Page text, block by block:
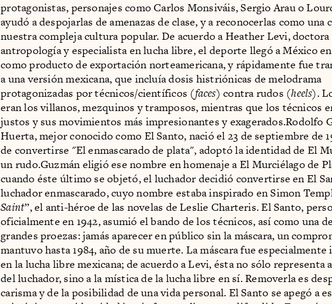
protagonistas, personajes como Carlos Monsiváis, Sergio Arau o
ayudó a despojarlas de amenazas de clase, y a reconocerlas como una
nuestra compleja cultura popular. De acuerdo a Heather Levi, doctora
antropología y especialista en lucha libre, el deporte llegó a México
como producto de exportación norteamericana, y rápidamente fue
a una versión mexicana, que incluía dosis histriónicas de melodrama
protagonizadas por técnicos/científicos (faces) contra rudos (heels).
eran los villanos, mezquinos y tramposos, mientras que los técnicos
justos y sus movimientos más impresionantes y exagerados.Rodolfo
Huerta, mejor conocido como El Santo, nació el 23 de septiembre de
de convertirse "El enmascarado de plata", adoptó la identidad de El
un rudo.Guzmán eligió ese nombre en homenaje a El Murciélago de
cuando éste último se objetó, el luchador decidió convertirse en El
luchador enmascarado, cuyo nombre estaba inspirado en Simon
Saint”, el anti-héroe de las novelas de Leslie Charteris. El Santo,
oficialmente en 1942, asumió el bando de los técnicos, así como una
grandes proezas: jamás aparecer en público sin la máscara, un
mantuvo hasta 1984, año de su muerte. La máscara fue
en la lucha libre mexicana; de acuerdo a Levi, ésta no sólo representa
del luchador, sino a la mística de la lucha libre en sí. Removerla es
carisma y de la posibilidad de una vida personal. El Santo se apegó a